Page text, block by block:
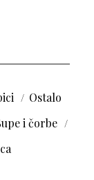
Ostalo
i čorbe